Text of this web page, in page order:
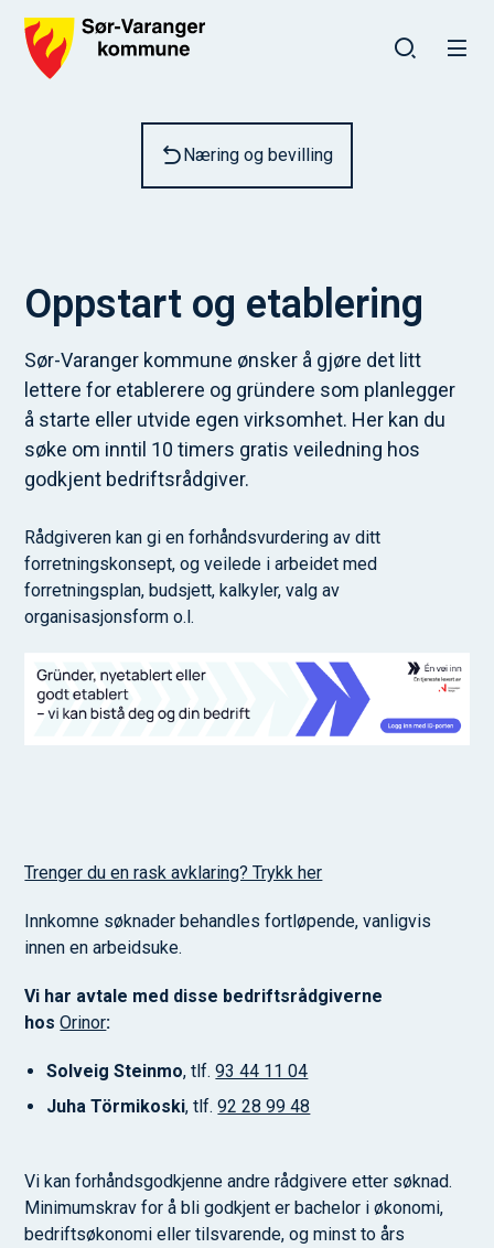
Næring og bevilling
Oppstart og etablering
Sør-Varanger kommune ønsker å gjøre det litt
lettere for etablerere og gründere som planlegger
å starte eller utvide egen virksomhet. Her kan du
søke om inntil 10 timers gratis veiledning hos
godkjent bedriftsrådgiver.
Rådgiveren kan gi en forhåndsvurdering av ditt
forretningskonsept, og veilede i arbeidet med
forretningsplan, budsjett, kalkyler, valg av
organisasjonsform o.l.
Trenger du en rask avklaring? Trykk her
Innkomne søknader behandles fortløpende, vanligvis
innen en arbeidsuke.
Vi har avtale med disse bedriftsrådgiverne
hosOrinor:
Solveig Steinmo, tlf.93 44 11 04
Juha Törmikoski, tlf.92 28 99 48
Vi kan forhåndsgodkjenne andre rådgivere etter søknad.
Minimumskrav for å bli godkjent er bachelor i økonomi,
bedriftsøkonomi eller tilsvarende, og minst to års